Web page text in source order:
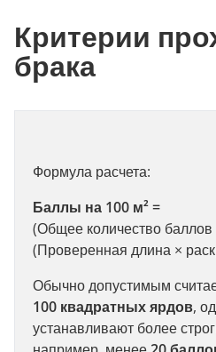
Критерии
брака
Формула расчета:
Баллы на 100 м² =
(Общее количество
(Проверенная длина ×
Обычно допустимым
100 квадратных ярдов,
устанавливают более